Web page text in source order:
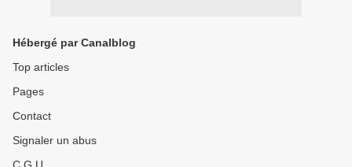
Hébergé par Canalblog
Top articles
Pages
Contact
Signaler un abus